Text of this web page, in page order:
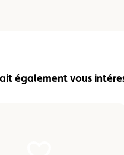
également vous